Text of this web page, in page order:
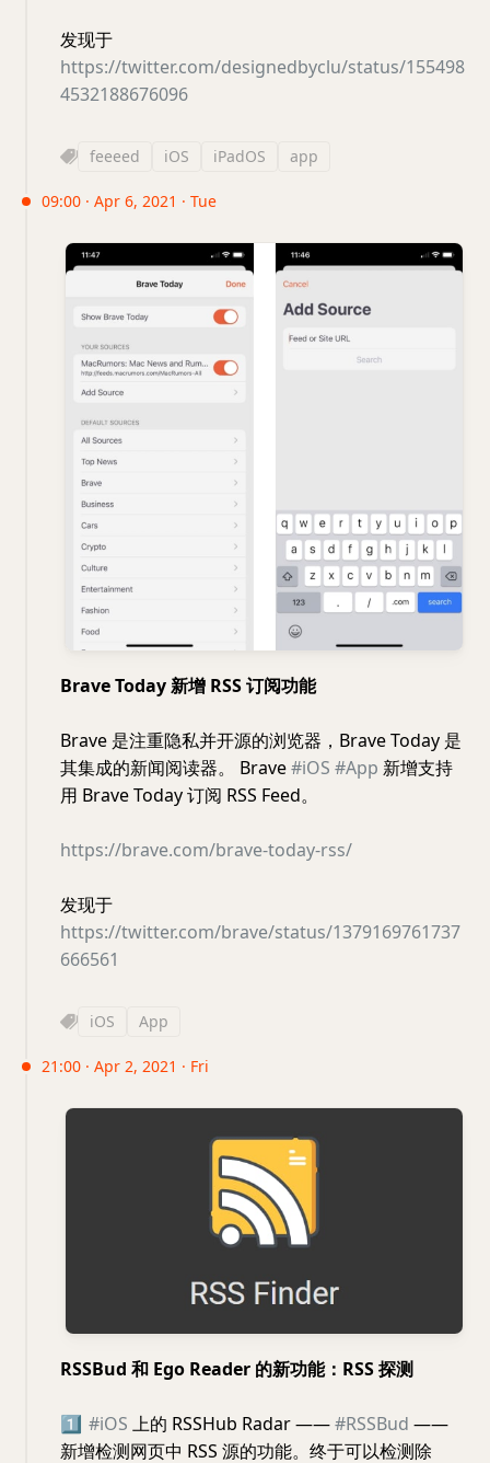
发现于
https://twitter.com/designedbyclu/status/155498
4532188676096
feeeed iOS iPadOS app
09:00 · Apr 6, 2021 · Tue
Brave Today 新增 RSS 订阅功能
Brave 是注重隐私并开源的浏览器，Brave Today 是
其集成的新闻阅读器。 Brave#iOS #App 新增支持
用 Brave Today 订阅 RSS Feed。
https://brave.com/brave-today-rss/
发现于
https://twitter.com/brave/status/1379169761737
666561
iOS App
21:00 · Apr 2, 2021 · Fri
RSSBud 和 Ego Reader 的新功能：RSS 探测
1️⃣ #iOS 上的 RSSHub Radar ——#RSSBud ——
新增检测网页中 RSS 源的功能。终于可以检测除